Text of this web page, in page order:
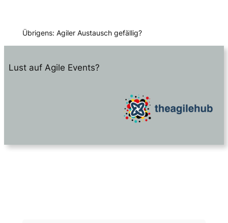
Übrigens: Agiler Austausch gefällig?
Lust auf Agile Events?